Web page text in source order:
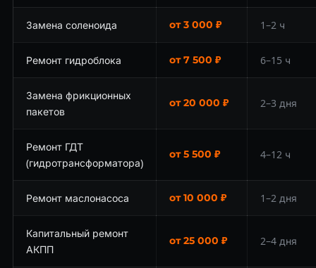
Замена соленоида от 3 000 ₽ 1–2 ч
Ремонт гидроблока от 7 500 ₽ 6–15 ч
Замена фрикционных
пакетов
от 20 000 ₽ 2–3 дня
Ремонт ГДТ
(гидротрансформатора)
от 5 500 ₽ 4–12 ч
Ремонт маслонасоса от 10 000 ₽ 1–2 дня
Капитальный ремонт
АКПП
от 25 000 ₽ 2–4 дня